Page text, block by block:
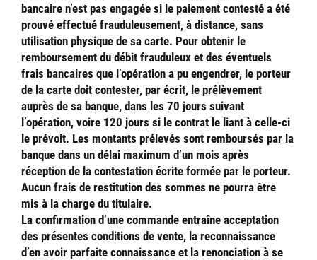
bancaire n’est pas engagée si le paiement contesté a été
prouvé effectué frauduleusement, à distance, sans
utilisation physique de sa carte. Pour obtenir le
remboursement du débit frauduleux et des éventuels
frais bancaires que l’opération a pu engendrer, le porteur
de la carte doit contester, par écrit, le prélèvement
auprès de sa banque, dans les 70 jours suivant
l’opération, voire 120 jours si le contrat le liant à celle-ci
le prévoit. Les montants prélevés sont remboursés par la
banque dans un délai maximum d’un mois après
réception de la contestation écrite formée par le porteur.
Aucun frais de restitution des sommes ne pourra être
mis à la charge du titulaire.
La confirmation d’une commande entraîne acceptation
des présentes conditions de vente, la reconnaissance
d’en avoir parfaite connaissance et la renonciation à se